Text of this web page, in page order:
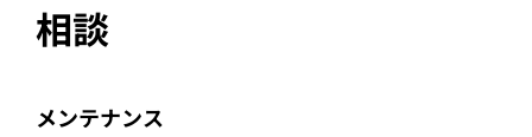
相談
メンテナンス